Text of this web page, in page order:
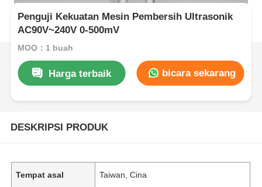
Penguji Kekuatan Mesin Pembersih Ultrasonik
AC90V~240V 0-500mV
MOQ：1 buah
Harga terbaik bicara sekarang
DESKRIPSI PRODUK
Tempat asal Taiwan, Cina